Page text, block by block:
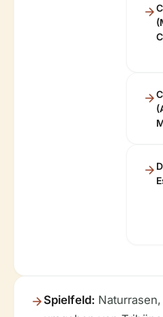
Spielfeld: